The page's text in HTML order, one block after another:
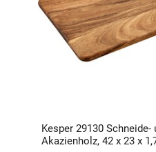
Kesper 29130
Akazienholz, 42 x 23 x